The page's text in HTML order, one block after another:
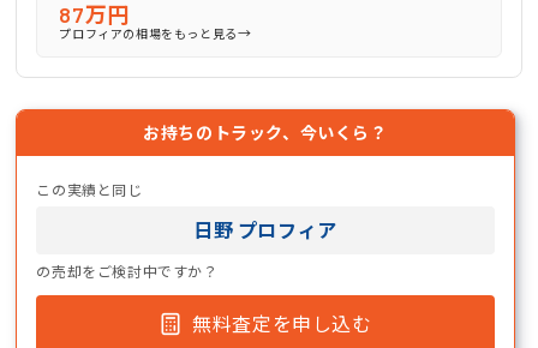
87万円
プロフィアの相場をもっと見る→
お持ちのトラック、今いくら？
この実績と同じ
日野 プロフィア
の売却をご検討中ですか？
無料査定を申し込む